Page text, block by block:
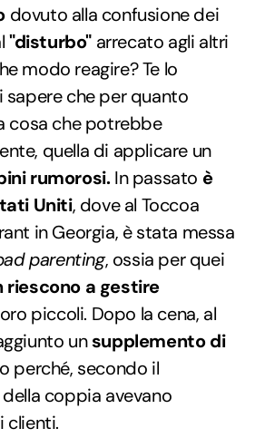
dovuto alla confusione dei
"disturbo" arrecato agli altri
modo reagire? Te lo
sapere che per quanto
cosa che potrebbe
quella di applicare un
rumorosi.In passato è
Uniti, dove al Toccoa
in Georgia, è stata messa
parenting, ossia per quei
riescono a gestire
piccoli. Dopo la cena, al
unsupplemento di
perché, secondo il
coppia avevano
clienti.